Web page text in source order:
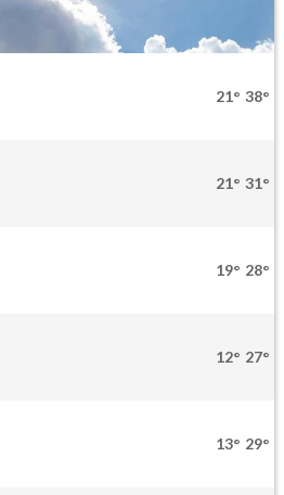
21° 38°
21° 31°
19° 28°
12° 27°
13° 29°